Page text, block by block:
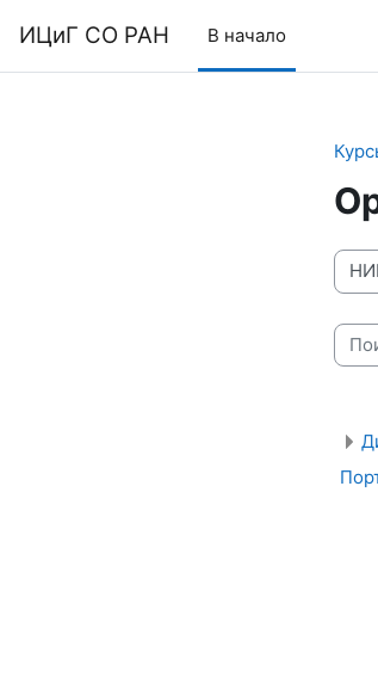
ИЦиГ СО РАН В начало
Категории